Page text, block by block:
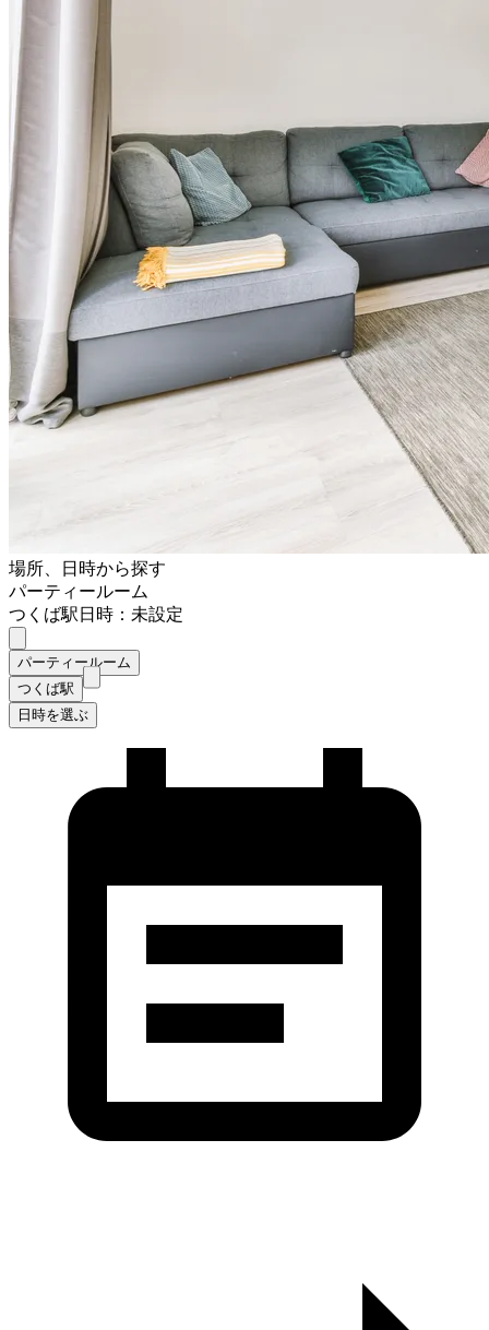
場所、日時から探す
パーティールーム
つくば駅日時：未設定
パーティールーム
つくば駅
日時を選ぶ